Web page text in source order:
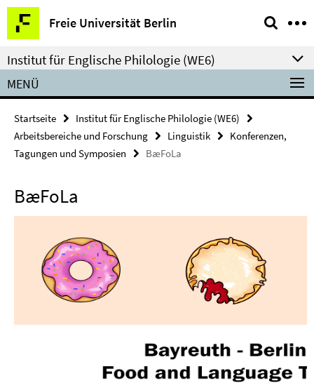
Springe
direkt
zu
Inhalt
Freie Universität Berlin
Service-
Navigation
Institut für Englische Philologie (WE6)
MENÜ
Startseite
Institut für Englische Philologie (WE6)
Arbeitsbereiche und Forschung
Linguistik
Konferenzen,
Tagungen und Symposien
BæFoLa
BæFoLa